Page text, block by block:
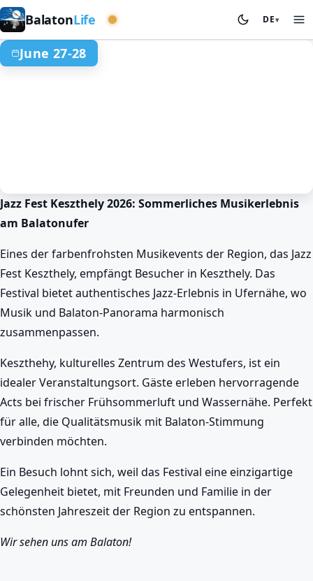
BalatonLife Westliches Becken DE▾
June 27-28
Frühling am Balaton
Balaton-Jazzfestival in Keszthely
Jun 27. 16:45 – Jun 28. 23:00
Jazz Fest Keszthely 2026: Sommerliches Musikerlebnis
am Balatonufer
Eines der farbenfrohsten Musikevents der Region, das Jazz
Fest Keszthely, empfängt Besucher in Keszthely. Das
Festival bietet authentisches Jazz-Erlebnis in Ufernähe, wo
Musik und Balaton-Panorama harmonisch
zusammenpassen.
Keszthehy, kulturelles Zentrum des Westufers, ist ein
idealer Veranstaltungsort. Gäste erleben hervorragende
Acts bei frischer Frühsommerluft und Wassernähe. Perfekt
für alle, die Qualitätsmusik mit Balaton-Stimmung
verbinden möchten.
Ein Besuch lohnt sich, weil das Festival eine einzigartige
Gelegenheit bietet, mit Freunden und Familie in der
schönsten Jahreszeit der Region zu entspannen.
Wir sehen uns am Balaton!